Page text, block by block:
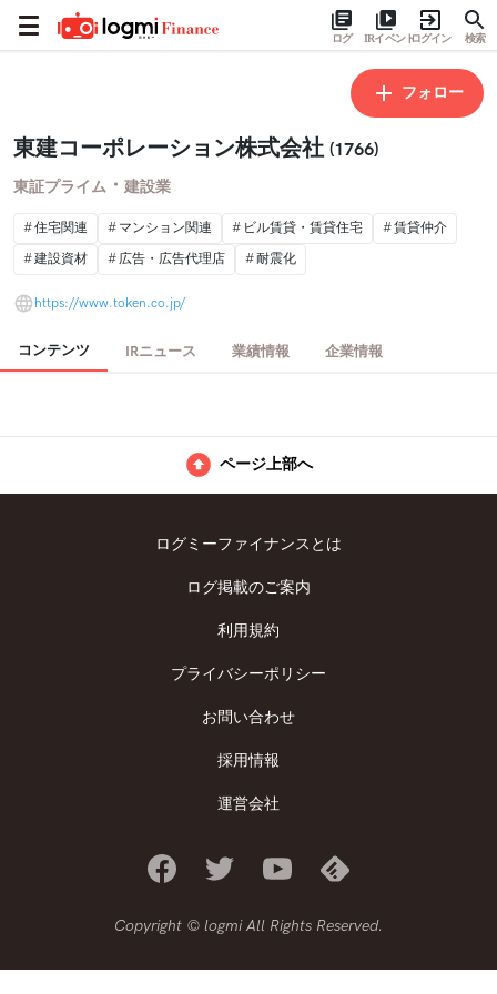
ログ IRイベントログイン 検索
フォロー
東建コーポレーション株式会社 (1766)
東証プライム ・ 建設業
住宅関連 マンション関連 ビル賃貸・賃貸住宅
賃貸仲介
建設資材
広告・広告代理店 耐震化
https://www.token.co.jp/
コンテンツ IRニュース 業績情報 企業情報
ページ上部へ
ログミーファイナンスとは
ログ掲載のご案内
利用規約
プライバシーポリシー
お問い合わせ
採用情報
運営会社
Copyright © logmi All Rights Reserved.